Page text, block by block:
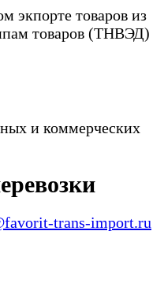
экпорте товаров из
товаров (ТНВЭД)
и коммерческих
trans-import.ru